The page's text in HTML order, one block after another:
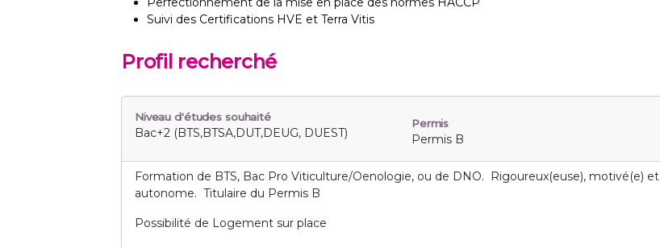
Suivi des Certifications HVE et Terra Vitis
Profil recherché
Niveau d'études souhaité
Bac+2 (BTS,BTSA,DUT,DEUG, DUEST)
Permis
Permis B
Formation de BTS, Bac Pro Viticulture/Oenologie, ou de DNO. Rigoureux(euse), motivé(e) et
autonome. Titulaire du Permis B
Possibilité de Logement sur place